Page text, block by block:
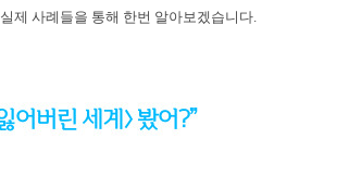
실제 사례들을 통해 한번 알아보겠습니다.